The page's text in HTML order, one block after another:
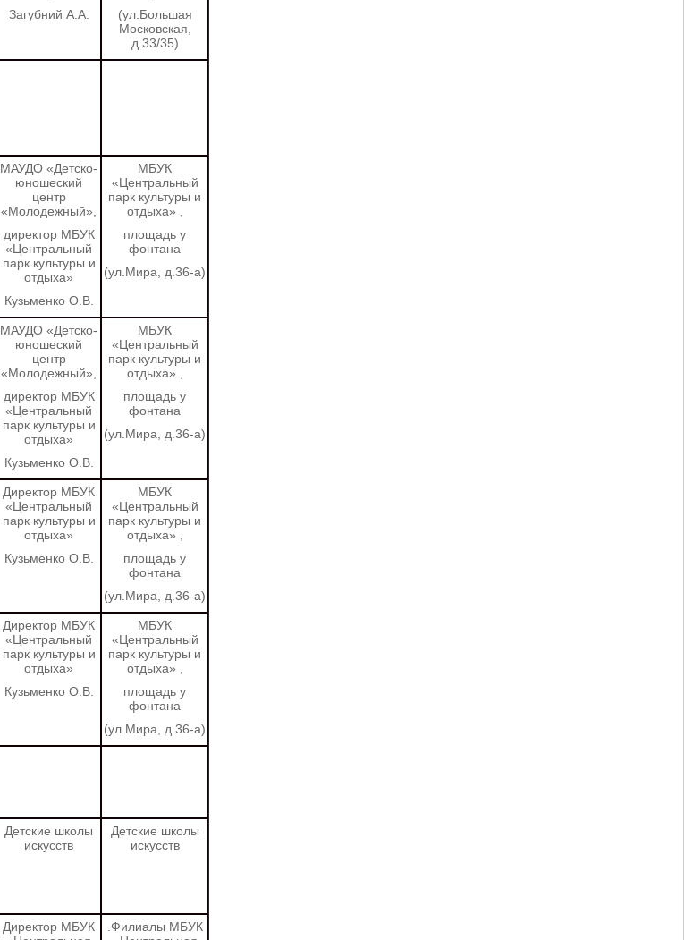
Загубний А.А.
(ул.Большая
Московская,
д.33/35)
МАУДО «Детско-
юношеский
центр
«Молодежный»,
директор МБУК
«Центральный
парк культуры и
отдыха»
Кузьменко О.В.
МБУК
«Центральный
парк культуры и
отдыха»
площадь у
фонтана
(ул.Мира, д.36-а)
МАУДО «Детско-
юношеский
центр
«Молодежный»,
директор МБУК
«Центральный
парк культуры и
отдыха»
Кузьменко О.В.
МБУК
«Центральный
парк культуры и
отдыха»
площадь у
фонтана
(ул.Мира, д.36-а)
Директор МБУК
«Центральный
парк культуры и
отдыха»
Кузьменко О.В.
МБУК
«Центральный
парк культуры и
отдыха»
площадь у
фонтана
(ул.Мира, д.36-а)
Директор МБУК
«Центральный
парк культуры и
отдыха»
Кузьменко О.В.
МБУК
«Центральный
парк культуры и
отдыха»
площадь у
фонтана
(ул.Мира, д.36-а)
Детские школы
искусств
Детские школы
искусств
Директор МБУК
.Филиалы МБУК